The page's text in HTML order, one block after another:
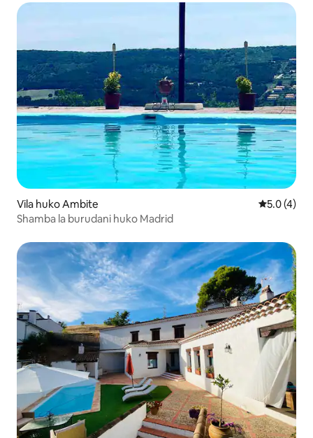
Vila huko Ambite Ukadiriaji
5.0 (4)
Shamba la burudani huko Madrid